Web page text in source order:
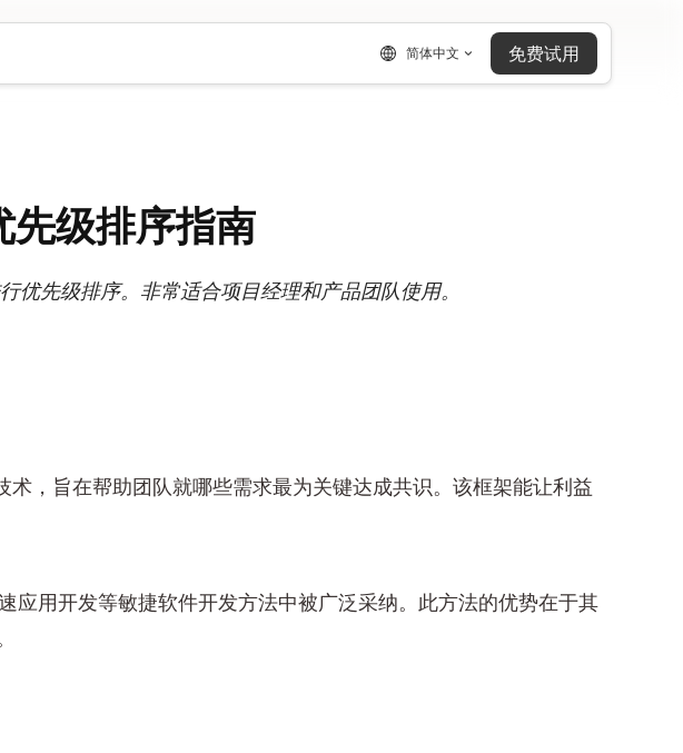
简体中文 免费试用
先级排序指南
先级排序。非常适合项目经理和产品团队使用。
，旨在帮助团队就哪些需求最为关键达成共识。该框架能让利益
用开发等敏捷软件开发方法中被广泛采纳。此方法的优势在于其